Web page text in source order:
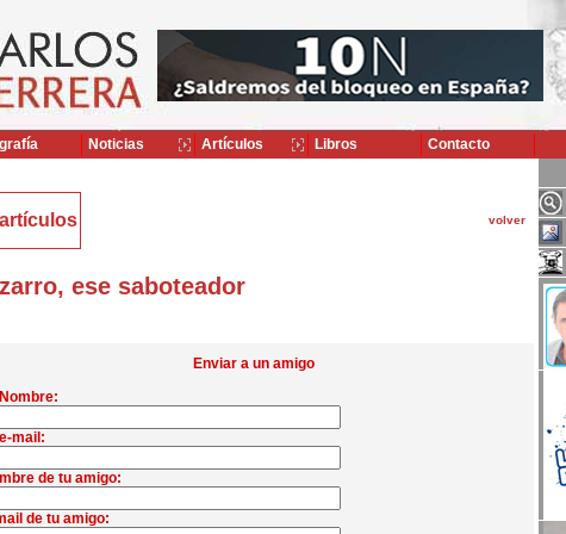
volver
ese saboteador
Enviar a un amigo
mail:
de tu amigo:
de tu amigo:
Noticias Artículos Libros Contacto